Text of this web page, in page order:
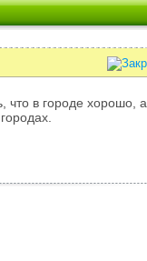
что в городе хорошо, а